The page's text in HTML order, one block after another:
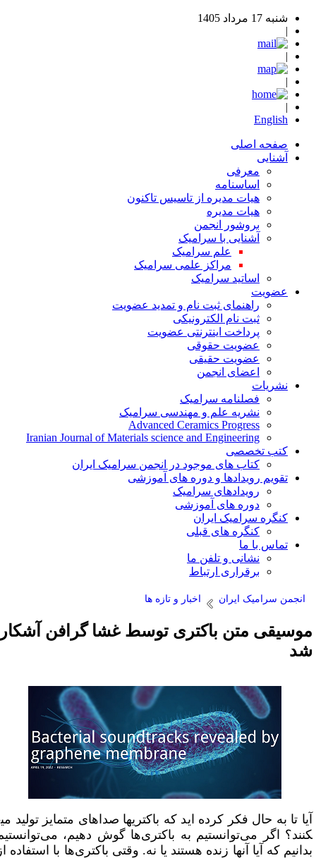
17 مرداد 1405
اصلی
معرفی
اساسنامه
هیات مدیره از تاسیس تاکنون
هیات مدیره
بروشور انجمن
آشنایی با سرامیک
علم سرامیک
مراکز علمی سرامیک
اساتید سرامیک
راهنمای ثبت نام و تمدید عضویت
ثبت نام الکترونیکی
پرداخت اینترنتی عضویت
عضویت حقوقی
عضویت حقیقی
اعضای انجمن
فصلنامه سرامیک
نشریه علم و مهندسی سرامیک
Advanced Ceramics Progress
Iranian Journal of Materials science and Engineering
تخصصی
کتاب های موجود در انجمن سرامیک ایران
رویدادها و دوره های آموزشی
رویدادهای سرامیک
دوره های آموزشی
سرامیک ایران
کنگره های قبلی
با ما
نشانی و تلفن ما
برقراری ارتباط
سرامیک ایران اخبار و تازه ها
متن باکتری توسط غشا گرافن آشکار
حال فکر کرده ­اید که باکتری­ها صداهای متمایز تولید می­
اگر می‌توانستیم به باکتری‌ها گوش دهیم، می‌توانستیم
که آیا آن­ها زنده هستند یا نه. وقتی باکتری‌ها با استفاده از